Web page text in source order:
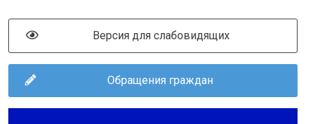
Версия для слабовидящих
Обращения граждан